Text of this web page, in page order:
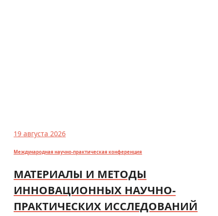
19 августа 2026
Международная научно-практическая конференция
МАТЕРИАЛЫ И МЕТОДЫ
ИННОВАЦИОННЫХ НАУЧНО-
ПРАКТИЧЕСКИХ ИССЛЕДОВАНИЙ